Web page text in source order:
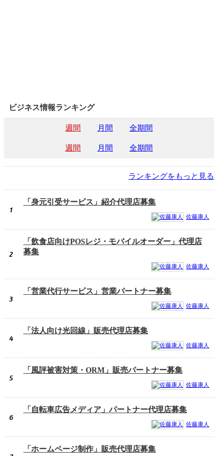
ビジネス情報ランキング
週間 月間 全期間
週間 月間 全期間
ランキングをもっと見る
1
「身元引受サービス」紹介代理店募集
佐藤康人
2
「飲食店向けPOSレジ・モバイルオーダー」代理店
募集
佐藤康人
3
「営業代行サービス」営業パートナー募集
佐藤康人
4
「法人向け光回線」販売代理店募集
佐藤康人
5
「風評被害対策・ORM」販売パートナー募集
佐藤康人
6
「自転車広告メディア」パートナー代理店募集
佐藤康人
「ホームページ制作」販売代理店募集